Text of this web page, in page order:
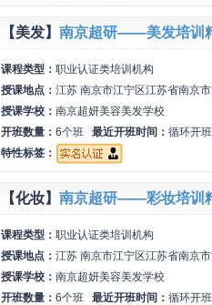
【美发】 南京超研——美发培训
课程类型： 职业认证类培训机构
授课地点： 江苏 南京市江宁区江苏省南京
授课学校： 南京超妍美容美发学校
开班数量： 6个班 最近开班时间： 循环开班
特性标签：
【化妆】 南京超研——彩妆培训
课程类型： 职业认证类培训机构
授课地点： 江苏 南京市江宁区江苏省南京
授课学校： 南京超妍美容美发学校
开班数量： 6个班 最近开班时间： 循环开班